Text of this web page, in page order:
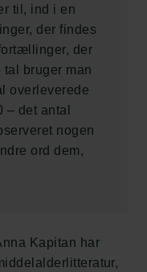
til, ind i en
der findes
der
bruger man
overleverede
det antal
nogen
ord dem,
Kapitan har